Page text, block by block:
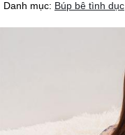
Danh mục: Búp bê tình dục